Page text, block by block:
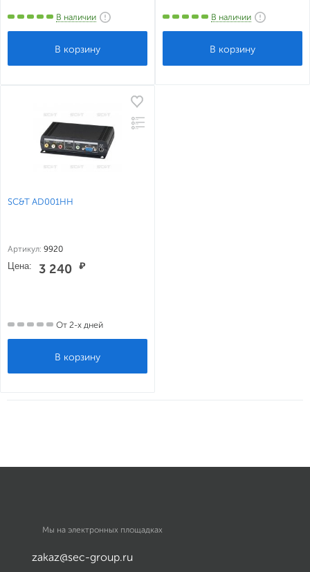
В наличии В наличии
SC&T AD001HH
Артикул: 9920
Цена: 3 240 ₽
От 2-х дней
Мы на электронных площадках
zakaz@sec-group.ru